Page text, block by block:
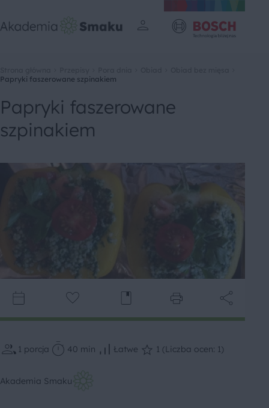
Papryki faszerowane szpinakiem
Papryki faszerowane
szpinakiem
1 porcja 40 min Łatwe 1 (Liczba ocen: 1)
Akademia Smaku